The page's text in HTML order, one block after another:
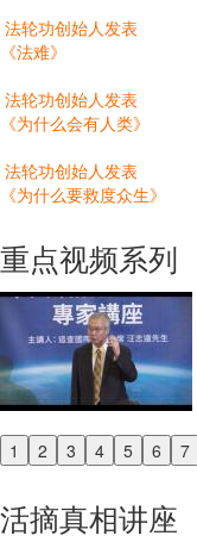
法轮功创始人发表
《法难》
法轮功创始人发表
《为什么会有人类》
法轮功创始人发表
《为什么要救度众生》
重点视频系列
1 2 3 4 5 6 7
Previous
活摘真相讲座